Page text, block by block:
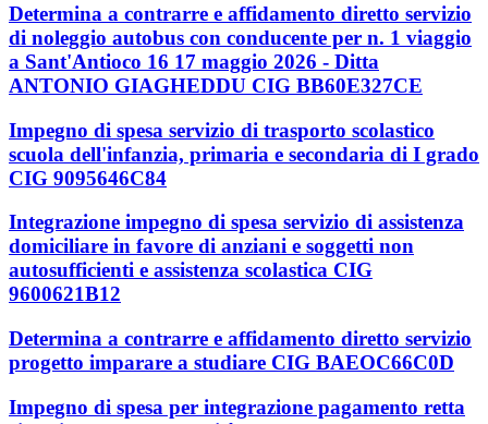
Determina a contrarre e affidamento diretto servizio
di noleggio autobus con conducente per n. 1 viaggio
a Sant'Antioco 16 17 maggio 2026 - Ditta
ANTONIO GIAGHEDDU CIG BB60E327CE
Impegno di spesa servizio di trasporto scolastico
scuola dell'infanzia, primaria e secondaria di I grado
CIG 9095646C84
Integrazione impegno di spesa servizio di assistenza
domiciliare in favore di anziani e soggetti non
autosufficienti e assistenza scolastica CIG
9600621B12
Determina a contrarre e affidamento diretto servizio
progetto imparare a studiare CIG BAEOC66C0D
Impegno di spesa per integrazione pagamento retta